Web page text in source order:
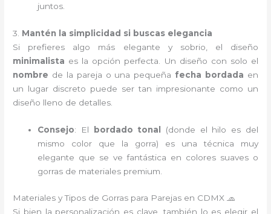
juntos.
3. Mantén la simplicidad si buscas elegancia
Si prefieres algo más elegante y sobrio, el diseño
minimalista es la opción perfecta. Un diseño con solo el
nombre de la pareja o una pequeña fecha bordada en
un lugar discreto puede ser tan impresionante como un
diseño lleno de detalles.
Consejo: El bordado tonal (donde el hilo es del
mismo color que la gorra) es una técnica muy
elegante que se ve fantástica en colores suaves o
gorras de materiales premium.
Materiales y Tipos de Gorras para Parejas en CDMX 🧢
Si bien la personalización es clave, también lo es elegir el